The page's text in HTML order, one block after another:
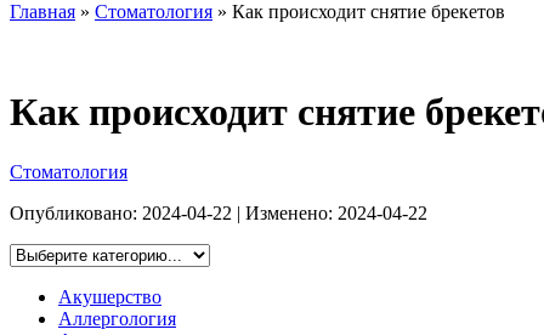
Главная » Стоматология » Как происходит снятие брекетов
Как происходит снятие
Стоматология
Опубликовано: 2024-04-22 | Изменено: 2024-04-22
Акушерство
Аллергология